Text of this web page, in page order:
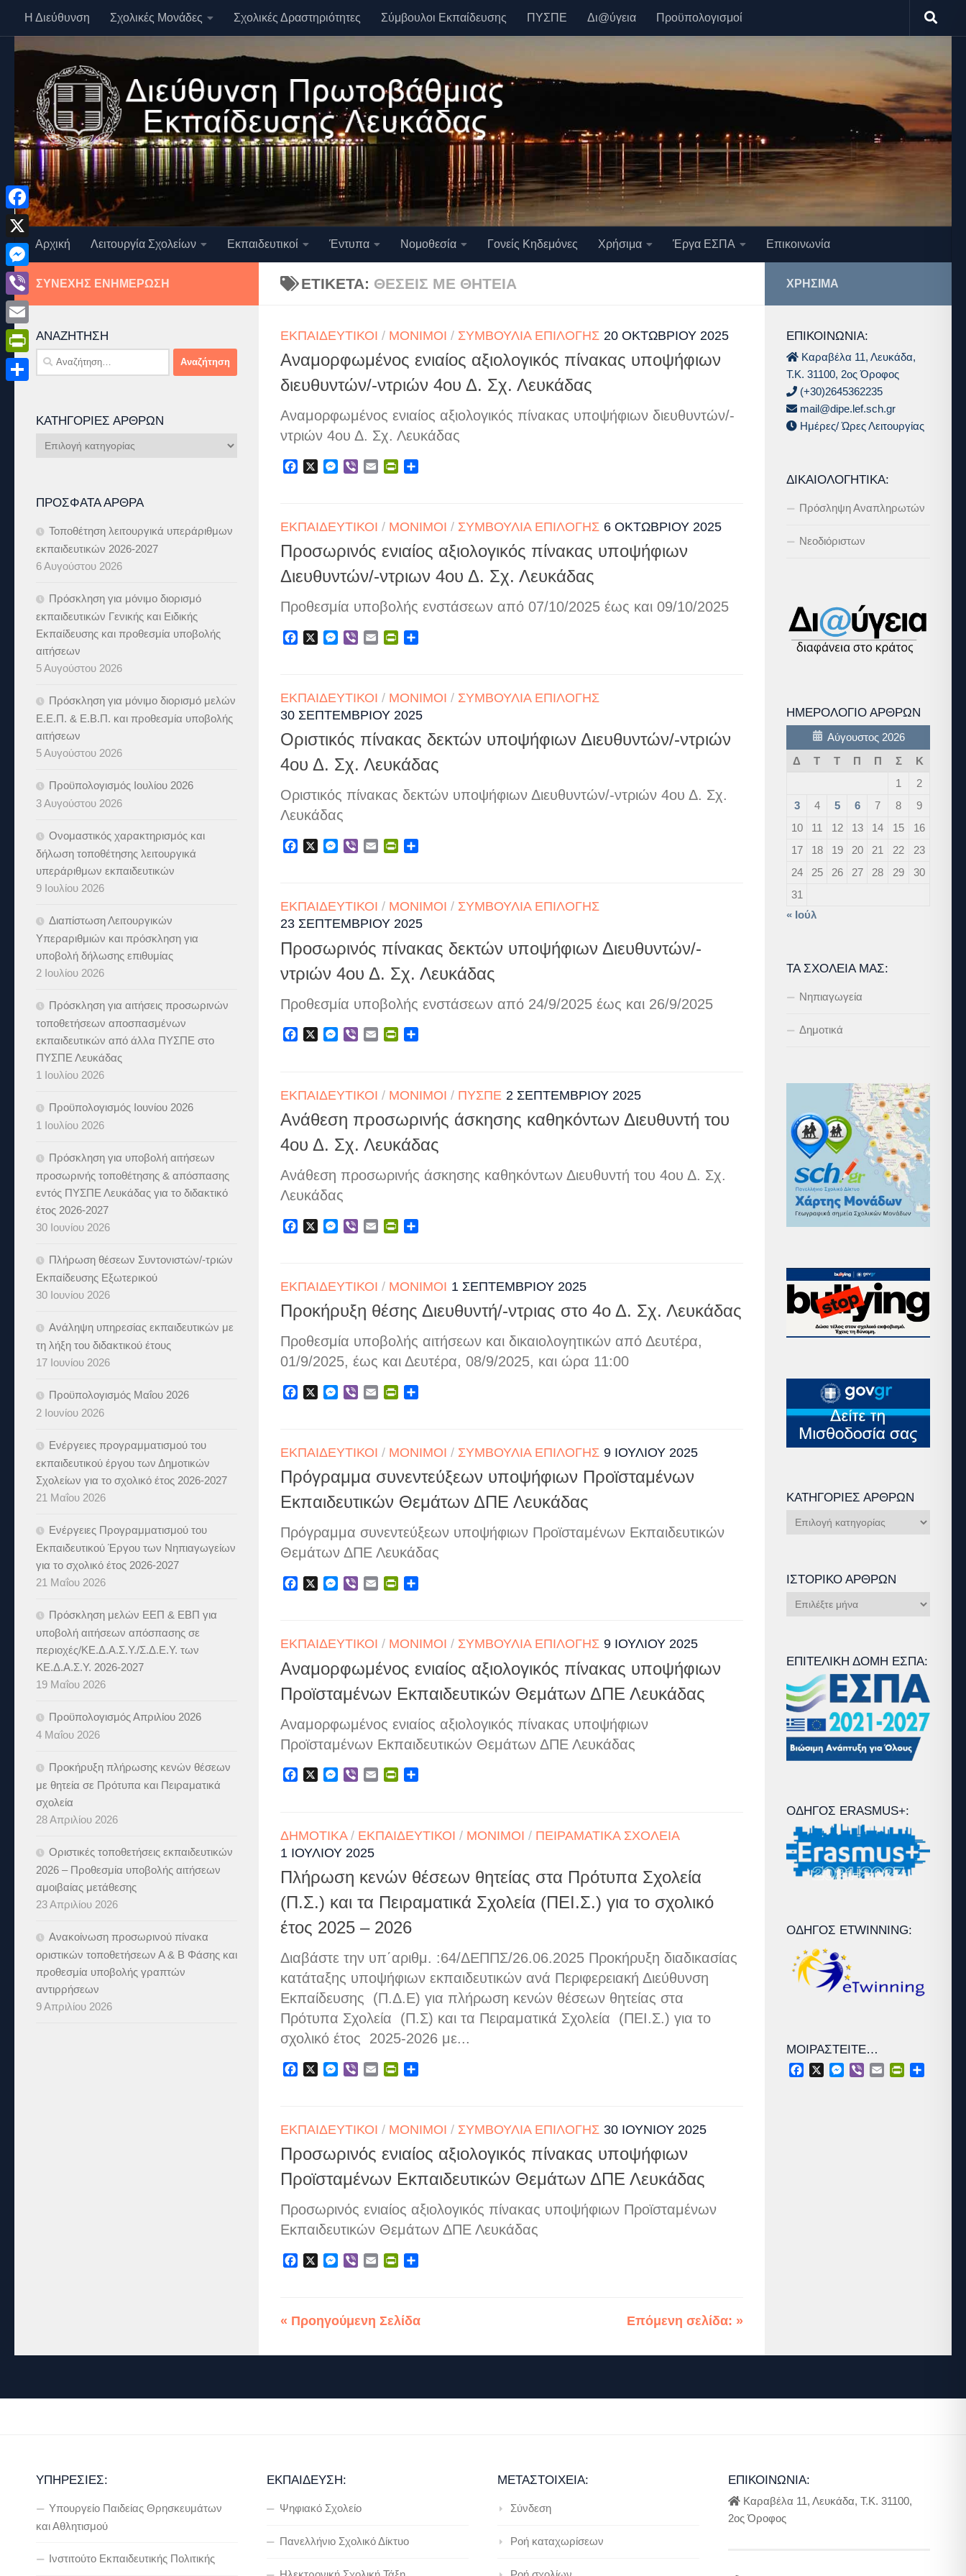
Skip to content
Η Διεύθυνση Σχολικές Μονάδες Σχολικές Δραστηριότητες Σύμβουλοι Εκπαίδευσης ΠΥΣΠΕ Δι@ύγεια Προϋπολογισμοί
Αρχική Λειτουργία Σχολείων Εκπαιδευτικοί Έντυπα Νομοθεσία Γονείς Κηδεμόνες Χρήσιμα Έργα ΕΣΠΑ Επικοινωνία
ΕΤΙΚΈΤΑ: ΘΈΣΕΙΣ ΜΕ ΘΗΤΕΊΑ
ΕΚΠΑΙΔΕΥΤΙΚΟΊ / ΜΌΝΙΜΟΙ / ΣΥΜΒΟΎΛΙΑ ΕΠΙΛΟΓΉΣ 20 ΟΚΤΩΒΡΊΟΥ 2025
Αναμορφωμένος ενιαίος αξιολογικός πίνακας υποψήφιων
διευθυντών/-ντριών 4ου Δ. Σχ. Λευκάδας
Αναμορφωμένος ενιαίος αξιολογικός πίνακας υποψήφιων διευθυντών/-
ντριών 4ου Δ. Σχ. Λευκάδας
FacebookMessenger
Viber EmailPrintFriendly
ΕΚΠΑΙΔΕΥΤΙΚΟΊ / ΜΌΝΙΜΟΙ / ΣΥΜΒΟΎΛΙΑ ΕΠΙΛΟΓΉΣ 6 ΟΚΤΩΒΡΊΟΥ 2025
Προσωρινός ενιαίος αξιολογικός πίνακας υποψήφιων
Διευθυντών/-ντριων 4ου Δ. Σχ. Λευκάδας
Προθεσμία υποβολής ενστάσεων από 07/10/2025 έως και 09/10/2025
FacebookMessenger
Viber EmailPrintFriendly
ΕΚΠΑΙΔΕΥΤΙΚΟΊ / ΜΌΝΙΜΟΙ / ΣΥΜΒΟΎΛΙΑ ΕΠΙΛΟΓΉΣ
30 ΣΕΠΤΕΜΒΡΊΟΥ 2025
Οριστικός πίνακας δεκτών υποψήφιων Διευθυντών/-ντριών
4ου Δ. Σχ. Λευκάδας
Οριστικός πίνακας δεκτών υποψήφιων Διευθυντών/-ντριών 4ου Δ. Σχ.
Λευκάδας
FacebookMessenger
Viber EmailPrintFriendly
ΕΚΠΑΙΔΕΥΤΙΚΟΊ / ΜΌΝΙΜΟΙ / ΣΥΜΒΟΎΛΙΑ ΕΠΙΛΟΓΉΣ
23 ΣΕΠΤΕΜΒΡΊΟΥ 2025
Προσωρινός πίνακας δεκτών υποψήφιων Διευθυντών/-
ντριών 4ου Δ. Σχ. Λευκάδας
Προθεσμία υποβολής ενστάσεων από 24/9/2025 έως και 26/9/2025
FacebookMessenger
Viber EmailPrintFriendly
ΕΚΠΑΙΔΕΥΤΙΚΟΊ / ΜΌΝΙΜΟΙ / ΠΥΣΠΕ 2 ΣΕΠΤΕΜΒΡΊΟΥ 2025
Ανάθεση προσωρινής άσκησης καθηκόντων Διευθυντή του
4ου Δ. Σχ. Λευκάδας
Ανάθεση προσωρινής άσκησης καθηκόντων Διευθυντή του 4ου Δ. Σχ.
Λευκάδας
FacebookMessenger
Viber EmailPrintFriendly
ΕΚΠΑΙΔΕΥΤΙΚΟΊ / ΜΌΝΙΜΟΙ 1 ΣΕΠΤΕΜΒΡΊΟΥ 2025
Προκήρυξη θέσης Διευθυντή/-ντριας στο 4ο Δ. Σχ. Λευκάδας
Προθεσμία υποβολής αιτήσεων και δικαιολογητικών από Δευτέρα,
01/9/2025, έως και Δευτέρα, 08/9/2025, και ώρα 11:00
FacebookMessenger
Viber EmailPrintFriendly
ΕΚΠΑΙΔΕΥΤΙΚΟΊ / ΜΌΝΙΜΟΙ / ΣΥΜΒΟΎΛΙΑ ΕΠΙΛΟΓΉΣ 9 ΙΟΥΛΊΟΥ 2025
Πρόγραμμα συνεντεύξεων υποψήφιων Προϊσταμένων
Εκπαιδευτικών Θεμάτων ΔΠΕ Λευκάδας
Πρόγραμμα συνεντεύξεων υποψήφιων Προϊσταμένων Εκπαιδευτικών
Θεμάτων ΔΠΕ Λευκάδας
FacebookMessenger
Viber EmailPrintFriendly
ΕΚΠΑΙΔΕΥΤΙΚΟΊ / ΜΌΝΙΜΟΙ / ΣΥΜΒΟΎΛΙΑ ΕΠΙΛΟΓΉΣ 9 ΙΟΥΛΊΟΥ 2025
Αναμορφωμένος ενιαίος αξιολογικός πίνακας υποψήφιων
Προϊσταμένων Εκπαιδευτικών Θεμάτων ΔΠΕ Λευκάδας
Αναμορφωμένος ενιαίος αξιολογικός πίνακας υποψήφιων
Προϊσταμένων Εκπαιδευτικών Θεμάτων ΔΠΕ Λευκάδας
FacebookMessenger
Viber EmailPrintFriendly
ΔΗΜΟΤΙΚΆ/ ΕΚΠΑΙΔΕΥΤΙΚΟΊ / ΜΌΝΙΜΟΙ / ΠΕΙΡΑΜΑΤΙΚΆ ΣΧΟΛΕΊΑ
1 ΙΟΥΛΊΟΥ 2025
Πλήρωση κενών θέσεων θητείας στα Πρότυπα Σχολεία
(Π.Σ.) και τα Πειραματικά Σχολεία (ΠΕΙ.Σ.) για το σχολικό
έτος 2025 – 2026
Διαβάστε την υπ΄αριθμ. :64/ΔΕΠΠΣ/26.06.2025 Προκήρυξη διαδικασίας
κατάταξης υποψήφιων εκπαιδευτικών ανά Περιφερειακή Διεύθυνση
Εκπαίδευσης (Π.Δ.Ε) για πλήρωση κενών θέσεων θητείας στα
Πρότυπα Σχολεία (Π.Σ) και τα Πειραματικά Σχολεία (ΠΕΙ.Σ.) για το
σχολικό έτος 2025-2026 με...
FacebookMessenger
Viber EmailPrintFriendly
ΕΚΠΑΙΔΕΥΤΙΚΟΊ / ΜΌΝΙΜΟΙ / ΣΥΜΒΟΎΛΙΑ ΕΠΙΛΟΓΉΣ 30 ΙΟΥΝΊΟΥ 2025
Προσωρινός ενιαίος αξιολογικός πίνακας υποψήφιων
Προϊσταμένων Εκπαιδευτικών Θεμάτων ΔΠΕ Λευκάδας
Προσωρινός ενιαίος αξιολογικός πίνακας υποψήφιων Προϊσταμένων
Εκπαιδευτικών Θεμάτων ΔΠΕ Λευκάδας
FacebookMessenger
Viber EmailPrintFriendly
« Προηγούμενη Σελίδα Επόμενη σελίδα: »
ΣΥΝΕΧΉΣ ΕΝΗΜΈΡΩΣΗ
ΑΝΑΖΉΤΗΣΗ
Αναζήτηση
για:
ΚΑΤΗΓΟΡΊΕΣ ΆΡΘΡΩΝ
Κατηγορίες
ΠΡΌΣΦΑΤΑ ΆΡΘΡΑ
Τοποθέτηση λειτουργικά υπεράριθμων
εκπαιδευτικών 2026-2027
6 Αυγούστου 2026
Πρόσκληση για μόνιμο διορισμό
εκπαιδευτικών Γενικής και Ειδικής
Εκπαίδευσης και προθεσμία υποβολής
αιτήσεων
5 Αυγούστου 2026
Πρόσκληση για μόνιμο διορισμό μελών
Ε.Ε.Π. & Ε.Β.Π. και προθεσμία υποβολής
αιτήσεων
5 Αυγούστου 2026
Προϋπολογισμός Ιουλίου 2026
3 Αυγούστου 2026
Ονομαστικός χαρακτηρισμός και
δήλωση τοποθέτησης λειτουργικά
υπεράριθμων εκπαιδευτικών
9 Ιουλίου 2026
Διαπίστωση Λειτουργικών
Υπεραριθμιών και πρόσκληση για
υποβολή δήλωσης επιθυμίας
2 Ιουλίου 2026
Πρόσκληση για αιτήσεις προσωρινών
τοποθετήσεων αποσπασμένων
εκπαιδευτικών από άλλα ΠΥΣΠΕ στο
ΠΥΣΠΕ Λευκάδας
1 Ιουλίου 2026
Προϋπολογισμός Ιουνίου 2026
1 Ιουλίου 2026
Πρόσκληση για υποβολή αιτήσεων
προσωρινής τοποθέτησης & απόσπασης
εντός ΠΥΣΠΕ Λευκάδας για το διδακτικό
έτος 2026-2027
30 Ιουνίου 2026
Πλήρωση θέσεων Συντονιστών/-τριών
Εκπαίδευσης Εξωτερικού
30 Ιουνίου 2026
Ανάληψη υπηρεσίας εκπαιδευτικών με
τη λήξη του διδακτικού έτους
17 Ιουνίου 2026
Προϋπολογισμός Μαΐου 2026
2 Ιουνίου 2026
Ενέργειες προγραμματισμού του
εκπαιδευτικού έργου των Δημοτικών
Σχολείων για το σχολικό έτος 2026-2027
21 Μαΐου 2026
Ενέργειες Προγραμματισμού του
Εκπαιδευτικού Έργου των Νηπιαγωγείων
για το σχολικό έτος 2026-2027
21 Μαΐου 2026
Πρόσκληση μελών ΕΕΠ & ΕΒΠ για
υποβολή αιτήσεων απόσπασης σε
περιοχές/ΚΕ.Δ.Α.Σ.Υ./Σ.Δ.Ε.Υ. των
ΚΕ.Δ.Α.Σ.Υ. 2026-2027
19 Μαΐου 2026
Προϋπολογισμός Απριλίου 2026
4 Μαΐου 2026
Προκήρυξη πλήρωσης κενών θέσεων
με θητεία σε Πρότυπα και Πειραματικά
σχολεία
28 Απριλίου 2026
Οριστικές τοποθετήσεις εκπαιδευτικών
2026 – Προθεσμία υποβολής αιτήσεων
αμοιβαίας μετάθεσης
23 Απριλίου 2026
Ανακοίνωση προσωρινού πίνακα
οριστικών τοποθετήσεων Α & B Φάσης και
προθεσμία υποβολής γραπτών
αντιρρήσεων
9 Απριλίου 2026
ΧΡΉΣΙΜΑ
ΕΠΙΚΟΙΝΩΝΙΑ:
Καραβέλα 11, Λευκάδα,
Τ.Κ. 31100, 2ος Όροφος
(+30)2645362235
mail@dipe.lef.sch.gr
Ημέρες/ Ώρες Λειτουργίας
ΔΙΚΑΙΟΛΟΓΗΤΙΚΆ:
Πρόσληψη Αναπληρωτών
Νεοδιόριστων
ΗΜΕΡΟΛΌΓΙΟ ΆΡΘΡΩΝ
Αύγουστος 2026
Δ
Τ Τ Π Π Σ
Κ
1
2
3
4 5 6 7 8
9
10
11 12 13 14 15
16
17
18 19 20 21 22
23
24
25 26 27 28 29
30
31
« Ιούλ
ΤΑ ΣΧΟΛΕΊΑ ΜΑΣ:
Νηπιαγωγεία
Δημοτικά
ΚΑΤΗΓΟΡΊΕΣ ΆΡΘΡΩΝ
Κατηγορίες
ΙΣΤΟΡΙΚΌ ΆΡΘΡΩΝ
Ιστορικό
ΕΠΙΤΕΛΙΚΉ ΔΟΜΉ ΕΣΠΑ:
ΟΔΗΓΌΣ ERASMUS+:
ΟΔΗΓΌΣ ETWINNING:
ΜΟΙΡΑΣΤΕΊΤΕ…
FacebookMessenger
Viber Email
ΥΠΗΡΕΣΊΕΣ:
Υπουργείο Παιδείας Θρησκευμάτων
και Αθλητισμού
Ινστιτούτο Εκπαιδευτικής Πολιτικής
ΕΚΠΑΊΔΕΥΣΗ:
Ψηφιακό Σχολείο
Πανελλήνιο Σχολικό Δίκτυο
ΜΕΤΑΣΤΟΙΧΕΊΑ:
Σύνδεση
Ροή καταχωρίσεων
ΕΠΙΚΟΙΝΩΝΊΑ:
Καραβέλα 11, Λευκάδα, Τ.Κ. 31100,
2ος Όροφος
Facebook
X
Messenger
Viber
Email
PrintFriendly